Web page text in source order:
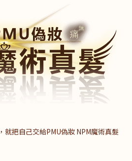
就把自己交給PMU偽妝 NPM魔術真髮